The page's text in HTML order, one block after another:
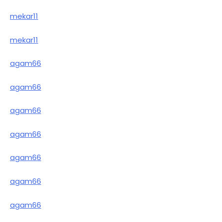
mekar11
mekar11
agam66
agam66
agam66
agam66
agam66
agam66
agam66